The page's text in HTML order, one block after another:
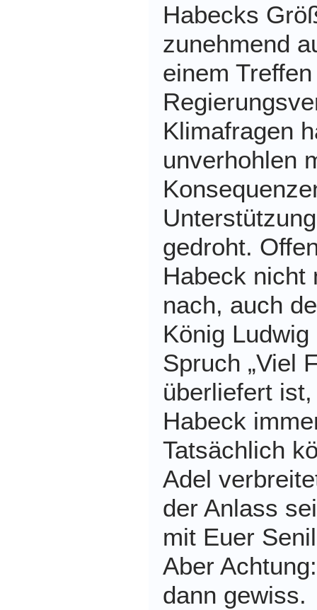
Habecks
zunehmend
einem
Klimafragen
unverhohlen
gedroht.
Habeck nicht
nach, auch
König
Spruch „Viel
überliefert
Habeck
Tatsächlich
Adel
der Anlass
mit Euer
Aber
dann gewiss.